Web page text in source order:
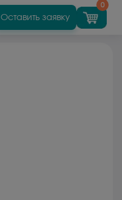
Оставить заявку
0